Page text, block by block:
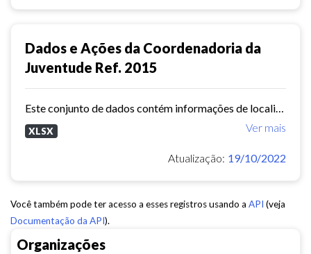
Organizações
Dados e Ações da Coordenadoria da
Juventude Ref. 2015
Ver mais
XLSX
Atualização: 19/10/2022
Você também pode ter acesso a esses registros usando a API (veja
Documentação da API).